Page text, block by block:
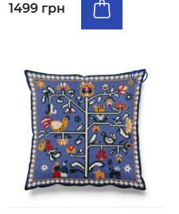
1499 грн